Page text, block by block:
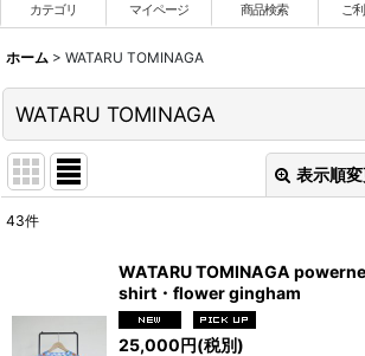
カテゴリ マイページ 商品検索 ご
ホーム > WATARU TOMINAGA
WATARU TOMINAGA
表示順
43件
WATARU TOMINAGA
shirt・flower gingham
25,000円(税別)